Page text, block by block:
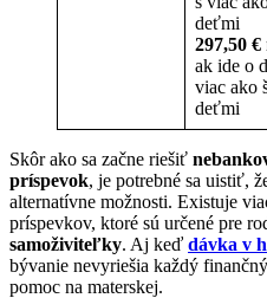
deťmi
297,50 €
ak ide o
viac ako
deťmi
Skôr ako sa začne riešiť
príspevok, je potrebné sa uistiť,
alternatívne možnosti. Existuje
príspevkov, ktoré sú určené pre
samoživiteľky. Aj keď dávka v
bývanie nevyriešia každý
pomoc na materskej.